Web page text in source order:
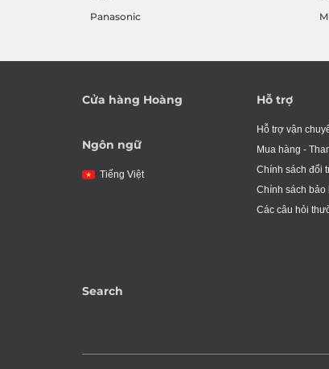
Panasonic
Cửa hàng Hoàng
Ngôn ngữ
Tiếng Việt
Search
Hỗ trợ
Hỗ trợ vận
Mua hàng -
Chính sách đổi
Chính sách bảo
Các câu hỏi